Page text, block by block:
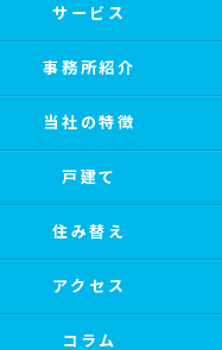
サービス
事務所紹介
当社の特徴
戸建て
住み替え
アクセス
コラム